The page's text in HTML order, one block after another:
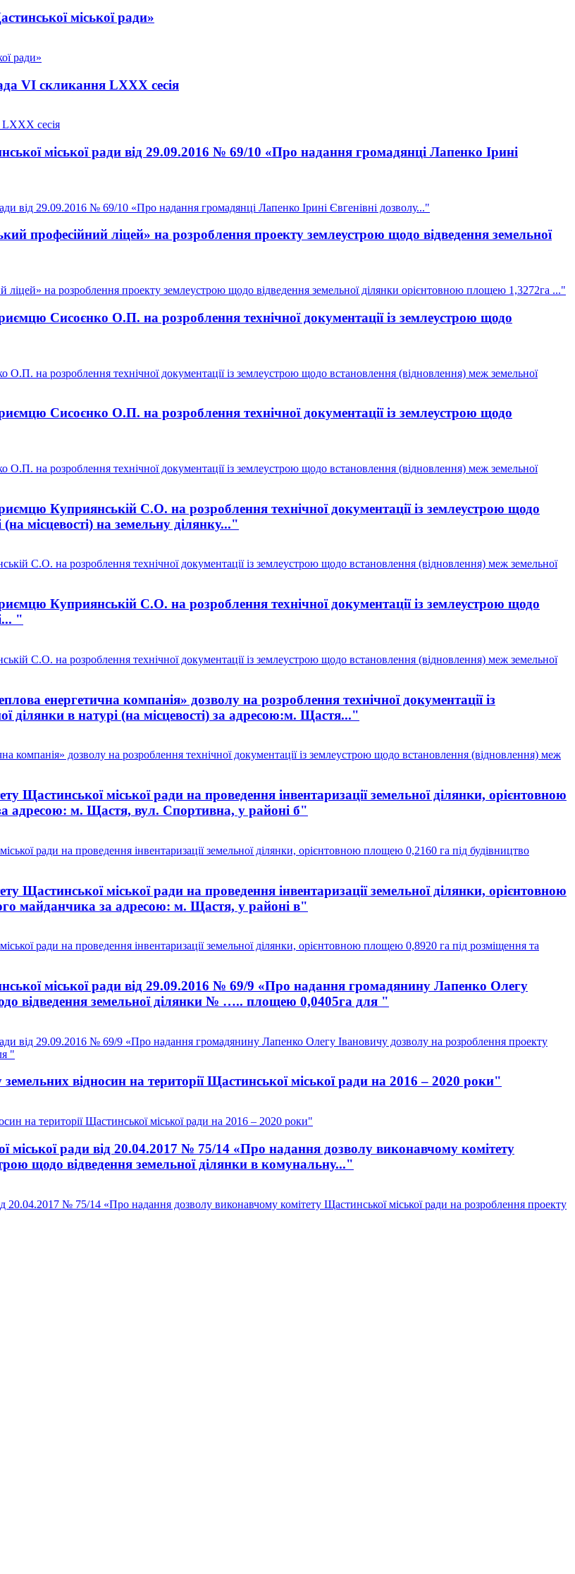
міської ради»
ради»
VI скликання LXXX сесія
LXXX сесія
міської ради від 29.09.2016 № 69/10 «Про надання громадянці Лапенко Ірині
від 29.09.2016 № 69/10 «Про надання громадянці Лапенко Ірині Євгенівні дозволу..."
ліцей» на розроблення проекту землеустрою щодо відведення земельної
на розроблення проекту землеустрою щодо відведення земельної ділянки орієнтовною площею 1,3272га ..."
Сисоєнко О.П. на розроблення технічної документації із землеустрою щодо
на розроблення технічної документації із землеустрою щодо встановлення (відновлення) меж земельної
Сисоєнко О.П. на розроблення технічної документації із землеустрою щодо
на розроблення технічної документації із землеустрою щодо встановлення (відновлення) меж земельної
Куприянській С.О. на розроблення технічної документації із землеустрою щодо
місцевості) на земельну ділянку..."
С.О. на розроблення технічної документації із землеустрою щодо встановлення (відновлення) меж земельної
Куприянській С.О. на розроблення технічної документації із землеустрою щодо
"
С.О. на розроблення технічної документації із землеустрою щодо встановлення (відновлення) меж земельної
енергетична компанія» дозволу на розроблення технічної документації із
ділянки в натурі (на місцевості) за адресою:м. Щастя..."
дозволу на розроблення технічної документації із землеустрою щодо встановлення (відновлення) меж
міської ради на проведення інвентаризації земельної ділянки, орієнтовною
адресою: м. Щастя, вул. Спортивна, у районі б"
ради на проведення інвентаризації земельної ділянки, орієнтовною площею 0,2160 га під будівництво
міської ради на проведення інвентаризації земельної ділянки, орієнтовною
майданчика за адресою: м. Щастя, у районі в"
ради на проведення інвентаризації земельної ділянки, орієнтовною площею 0,8920 га під розміщення та
міської ради від 29.09.2016 № 69/9 «Про надання громадянину Лапенко Олегу
відведення земельної ділянки № ….. площею 0,0405га для "
від 29.09.2016 № 69/9 «Про надання громадянину Лапенко Олегу Івановичу дозволу на розроблення проекту
"
відносин на території Щастинської міської ради на 2016 – 2020 роки"
на території Щастинської міської ради на 2016 – 2020 роки"
ради від 20.04.2017 № 75/14 «Про надання дозволу виконавчому комітету
щодо відведення земельної ділянки в комунальну..."
20.04.2017 № 75/14 «Про надання дозволу виконавчому комітету Щастинської міської ради на розроблення проекту